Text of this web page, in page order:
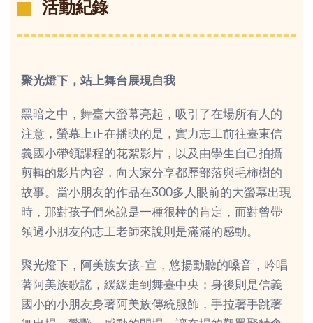
活動紀錄
聚光燈下，站上舞台展現自我
黑暗之中，舞臺大螢幕亮起，吸引了在場所有人的
注意，螢幕上正在播映的是，實力志工前往臺東信
義國小帶領課程的花絮影片，以及由學生自己拍攝
剪輯的影片內容，向大家分享都歷部落與毛柿樹的
故事。當小朋友的作品在300多人眼前的大螢幕出現
時，那對孩子們來說是一種很棒的肯定，而對曾帶
領過小朋友的志工老師來說則是滿滿的感動。
聚光燈下，阿美族女孩-宣，悠揚動聽的嗓音，吟唱
著阿美族歌謠，緩緩走到舞臺中央；身後則是信義
國小的小朋友身著阿美族傳統服飾，手拉著手跳著